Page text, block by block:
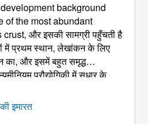
background
of the most abundant
crust, और इसकी सामग्री पहुँचती है
में प्रथम स्थान, लेखांकन के लिए
का, और इसमें बहुत समृद्ध
प्रौद्योगिकी में सुधार के
दर से बढ़ा है, और दुनिया का